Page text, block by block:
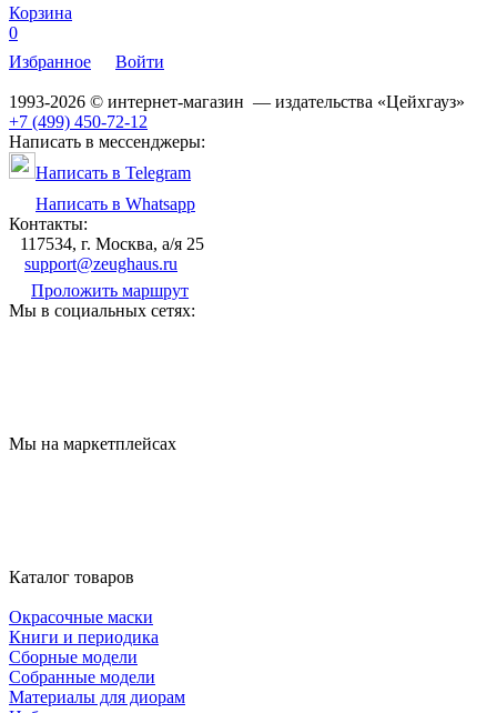
Корзина
0
Избранное
Войти
1993-2026 © интернет-магазин — издательства «Цейхгауз»
+7 (499) 450-72-12
Написать в мессенджеры:
Написать в Telegram
Написать в Whatsapp
Контакты:
117534, г. Москва, а/я 25
support@zeughaus.ru
Проложить маршрут
Мы в социальных сетях:
Мы на маркетплейсах
Каталог товаров
Окрасочные маски
Книги и периодика
Сборные модели
Собранные модели
Материалы для диорам